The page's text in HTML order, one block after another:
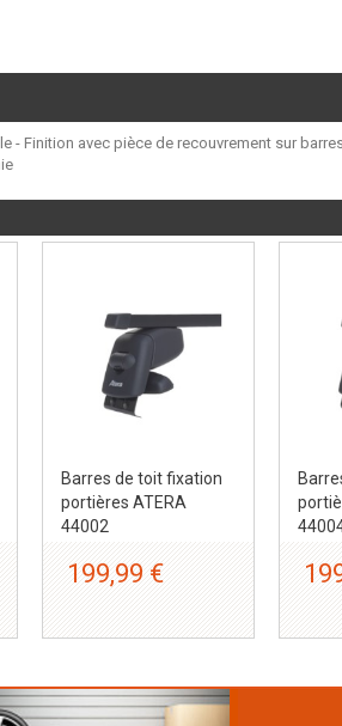
Finition avec pièce de recouvrement sur
Barres de toit fixation
portières ATERA
44002
199,99 €